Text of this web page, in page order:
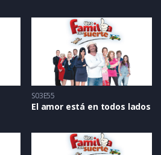
S03E55
El amor está en todos lados